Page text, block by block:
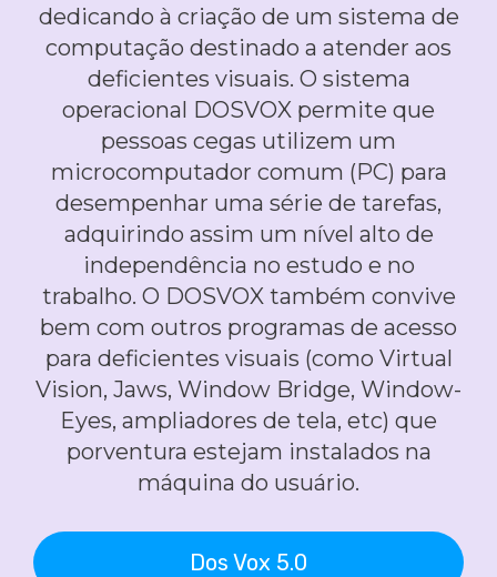
dedicando à criação de um sistema de
computação destinado a atender aos
deficientes visuais. O sistema
operacional DOSVOX permite que
pessoas cegas utilizem um
microcomputador comum (PC) para
desempenhar uma série de tarefas,
adquirindo assim um nível alto de
independência no estudo e no
trabalho. O DOSVOX também convive
bem com outros programas de acesso
para deficientes visuais (como Virtual
Vision, Jaws, Window Bridge, Window-
Eyes, ampliadores de tela, etc) que
porventura estejam instalados na
máquina do usuário.
Dos Vox 5.0